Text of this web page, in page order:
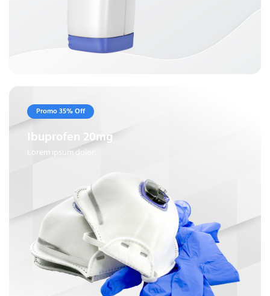
Promo 35% Off
Ibuprofen 20mg
Lorem ipsum dolor.